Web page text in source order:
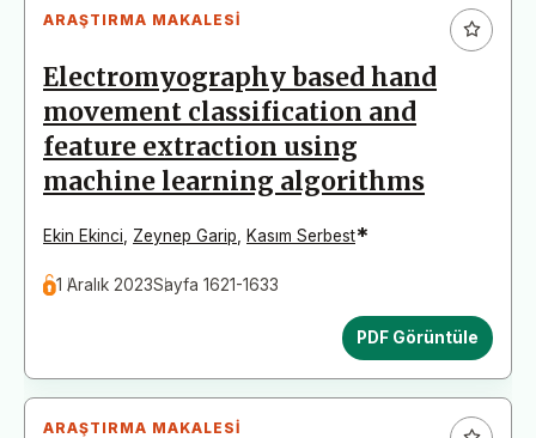
ARAŞTIRMA MAKALESI
Electromyography based hand
movement classification and
feature extraction using
machine learning algorithms
Ekin Ekinci Zeynep Garip Kasım Serbest*
1 Aralık 2023Sayfa 1621-1633
PDF Görüntüle
ARAŞTIRMA MAKALESI